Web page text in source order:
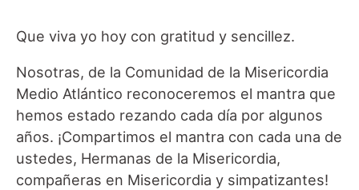
Que viva yo hoy con gratitud y sencillez.
Nosotras, de la Comunidad de la Misericordia
Medio Atlántico reconoceremos el mantra que
hemos estado rezando cada día por algunos
años. ¡Compartimos el mantra con cada una de
ustedes, Hermanas de la Misericordia,
compañeras en Misericordia y simpatizantes!